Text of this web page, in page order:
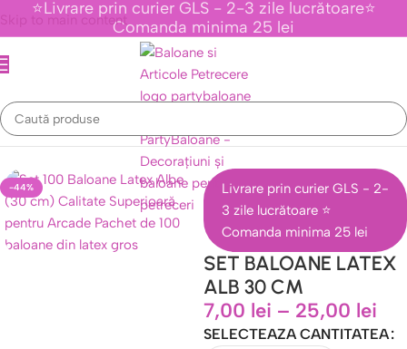
Skip to main content
⭐Livrare prin curier GLS - 2-3 zile lucrătoare⭐
Comanda minima 25 lei
Prima pagină/Baloane Latex/Baloane latex 30 cm
-44%
Livrare prin curier GLS - 2-
3 zile lucrătoare ⭐
Comanda minima 25 lei
SET BALOANE LATEX
ALB 30 CM
7,00 lei – 25,00 lei
SELECTEAZA CANTITATEA